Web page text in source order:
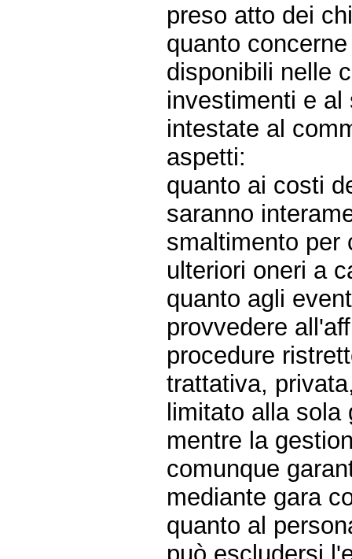
preso atto dei
quanto
disponibili nelle
investimenti e
intestate al
aspetti:
quanto ai costi
saranno
smaltimento per
ulteriori oneri a
quanto agli
provvedere
procedure
trattativa,
limitato alla sola
mentre la
comunque
mediante gara
quanto al